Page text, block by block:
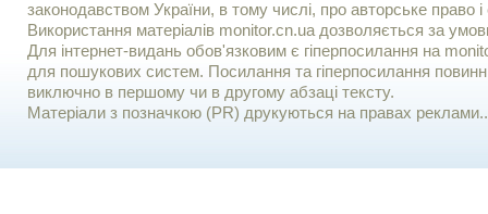
законодавством України, в тому числі, про авторське право і
Використання матерiалiв monitor.cn.ua дозволяється за
Для iнтернет-видань обов'язковим є гiперпосилання на
для пошукових систем. Посилання та гіперпосилання
виключно в першому чи в другому абзаці тексту.
Матеріали з позначкою (PR) друкуються на правах реклами..